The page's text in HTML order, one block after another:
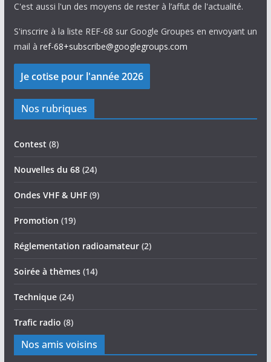
C'est aussi l'un des moyens de rester à l’affut de l'actualité.
S'inscrire à la liste REF-68 sur Google Groupes en envoyant un
mail à ref-68+subscribe@googlegroups.com
Nos rubriques
Contest (8)
Nouvelles du 68(24)
Ondes VHF & UHF(9)
Promotion (19)
Réglementation radioamateur(2)
Soirée à thèmes(14)
Technique(24)
Trafic radio (8)
Nos amis voisins